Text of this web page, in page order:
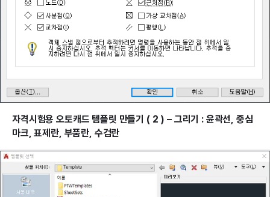
자격시험용 오토캐드 템플릿 만들기 ( 2 ) – 그리기 : 윤곽선, 중심
마크, 표제란, 부품란, 수검란